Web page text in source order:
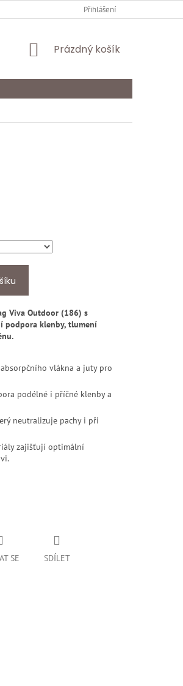
ODSTOUPENÍ OD
Přihlášení
NÁKUPNÍ
Prázdný košík
Viva Outdoor (186) s
podpora klenby, tlumení
absorpčního vlákna a juty pro
podélné i příčné klenby a
neutralizuje pachy i při
zajišťují optimální
SE SDÍLET